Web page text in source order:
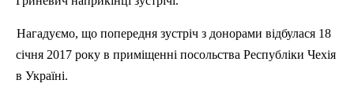
Нагадуємо, що попередня зустріч з донорами відбулася 18
січня 2017 року в приміщенні посольства Республіки Чехія
в Україні.